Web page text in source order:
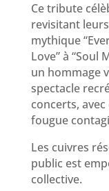
Ce tribute
revisitant
mythique
Love” à “Soul
un hommage
spectacle
concerts,
fougue
Les cuivres
public est
collective.